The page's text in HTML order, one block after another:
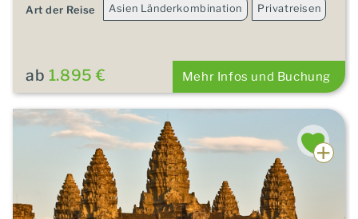
Art der Reise Asien Länderkombination Privatreisen
ab 1.895 € Mehr Infos und Buchung